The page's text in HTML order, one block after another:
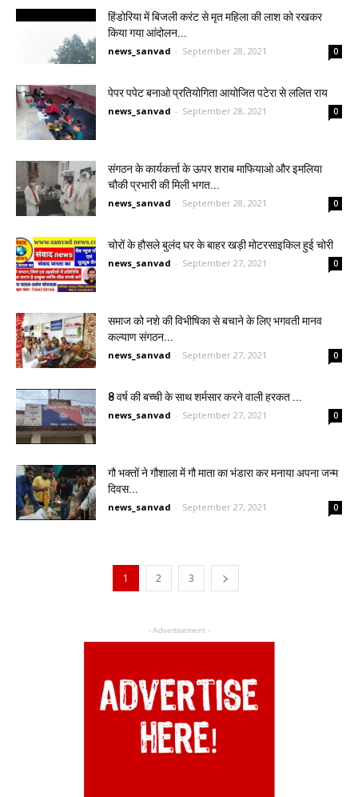
हिंडोरिया में बिजली करंट से मृत महिला की लाश को रखकर
किया गया आंदोलन...
news_sanvad - September 28, 2021 0
पेपर पपेट बनाओ प्रतियोगिता आयोजित पटेरा से ललित राय
news_sanvad - September 28, 2021 0
संगठन के कार्यकर्त्ता के ऊपर शराब माफियाओ और इमलिया
चौकी प्रभारी की मिली भगत...
news_sanvad - September 28, 2021 0
चोरों के हौसले बुलंद घर के बाहर खड़ी मोटरसाइकिल हुई चोरी
news_sanvad - September 27, 2021 0
समाज को नशे की विभीषिका से बचाने के लिए भगवती मानव
कल्याण संगठन...
news_sanvad - September 27, 2021 0
8 वर्ष की बच्ची के साथ शर्मसार करने वाली हरकत ...
news_sanvad - September 27, 2021 0
गौ भक्तों ने गौशाला में गौ माता का भंडारा कर मनाया अपना जन्म
दिवस...
news_sanvad - September 27, 2021 0
1 2 3
- Advertisement -